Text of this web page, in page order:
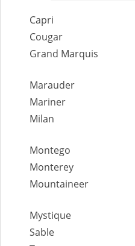
Capri
Cougar
Grand Marquis
Marauder
Mariner
Milan
Montego
Monterey
Mountaineer
Mystique
Sable